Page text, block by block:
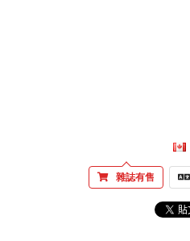
雜誌有售